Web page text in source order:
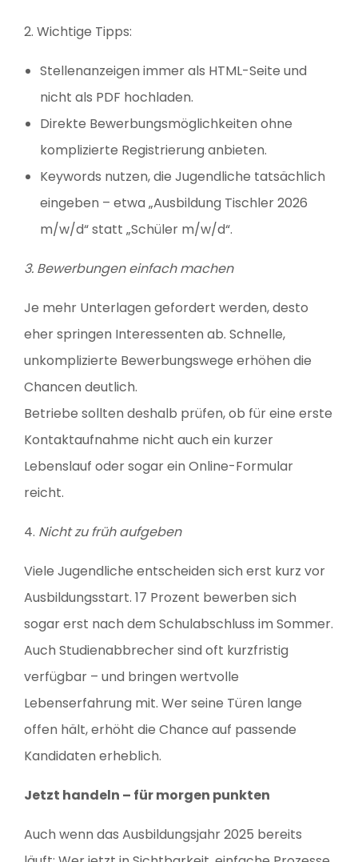
2. Wichtige Tipps:
Stellenanzeigen immer als HTML-Seite und
nicht als PDF hochladen.
Direkte Bewerbungsmöglichkeiten ohne
komplizierte Registrierung anbieten.
Keywords nutzen, die Jugendliche tatsächlich
eingeben – etwa „Ausbildung Tischler 2026
m/w/d“ statt „Schüler m/w/d“.
3. Bewerbungen einfach machen
Je mehr Unterlagen gefordert werden, desto
eher springen Interessenten ab. Schnelle,
unkomplizierte Bewerbungswege erhöhen die
Chancen deutlich.
Betriebe sollten deshalb prüfen, ob für eine erste
Kontaktaufnahme nicht auch ein kurzer
Lebenslauf oder sogar ein Online-Formular
reicht.
4. Nicht zu früh aufgeben
Viele Jugendliche entscheiden sich erst kurz vor
Ausbildungsstart. 17 Prozent bewerben sich
sogar erst nach dem Schulabschluss im Sommer.
Auch Studienabbrecher sind oft kurzfristig
verfügbar – und bringen wertvolle
Lebenserfahrung mit. Wer seine Türen lange
offen hält, erhöht die Chance auf passende
Kandidaten erheblich.
Jetzt handeln – für morgen punkten
Auch wenn das Ausbildungsjahr 2025 bereits